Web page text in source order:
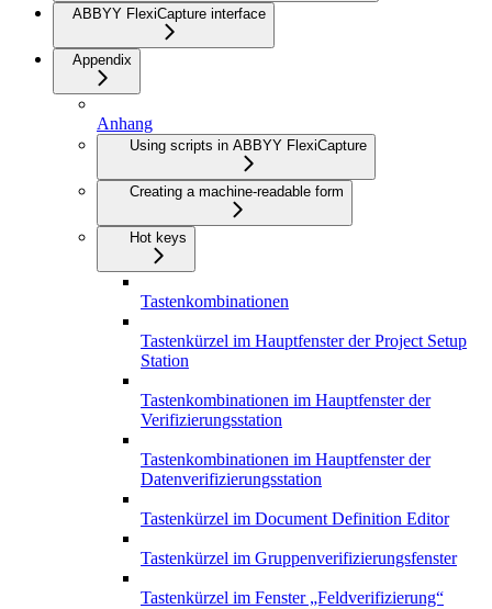
ABBYY FlexiCapture interface
Appendix
Anhang
Using scripts in ABBYY FlexiCapture
Creating a machine-readable form
Hot keys
Tastenkombinationen
Tastenkürzel im Hauptfenster der Project Setup
Station
Tastenkombinationen im Hauptfenster der
Verifizierungsstation
Tastenkombinationen im Hauptfenster der
Datenverifizierungsstation
Tastenkürzel im Document Definition Editor
Tastenkürzel im Gruppenverifizierungsfenster
Tastenkürzel im Fenster „Feldverifizierung“